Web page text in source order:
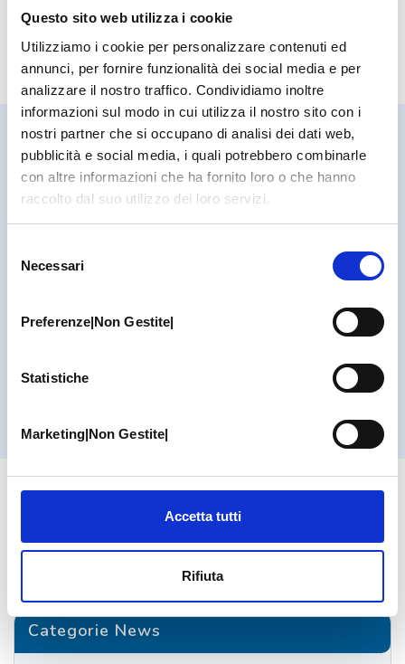
Questo sito web utilizza i cookie
Utilizziamo i cookie per personalizzare contenuti ed
annunci, per fornire funzionalità dei social media e per
analizzare il nostro traffico. Condividiamo inoltre
informazioni sul modo in cui utilizza il nostro sito con i
nostri partner che si occupano di analisi dei dati web,
pubblicità e social media, i quali potrebbero combinarle
con altre informazioni che ha fornito loro o che hanno
raccolto dal suo utilizzo dei loro servizi.
delNecessari
Preferenze|Non Gestite|
Statistiche
Marketing|Non Gestite|
Accetta tutti
Rifiuta
anestesia locale o regionale
WIKI CORRELATE:
QUALI SONO I FATTORI DI RISCHIO PER IL REFLUSSO
VENOSO?
LO SCREENING CARDIOVASCOLARE: PREVENIRE I
CHIRURGIA VASCOLARE E ANGIOLOGIA
TORNA ALLA PAGINA CHIRURGIA
VASCOLARE E ANGIOLOGIA
Categorie News